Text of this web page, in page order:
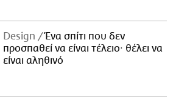
Design
Ένα σπίτι που δεν
προσπαθεί να είναι τέλειο· θέλει να
είναι αληθινό